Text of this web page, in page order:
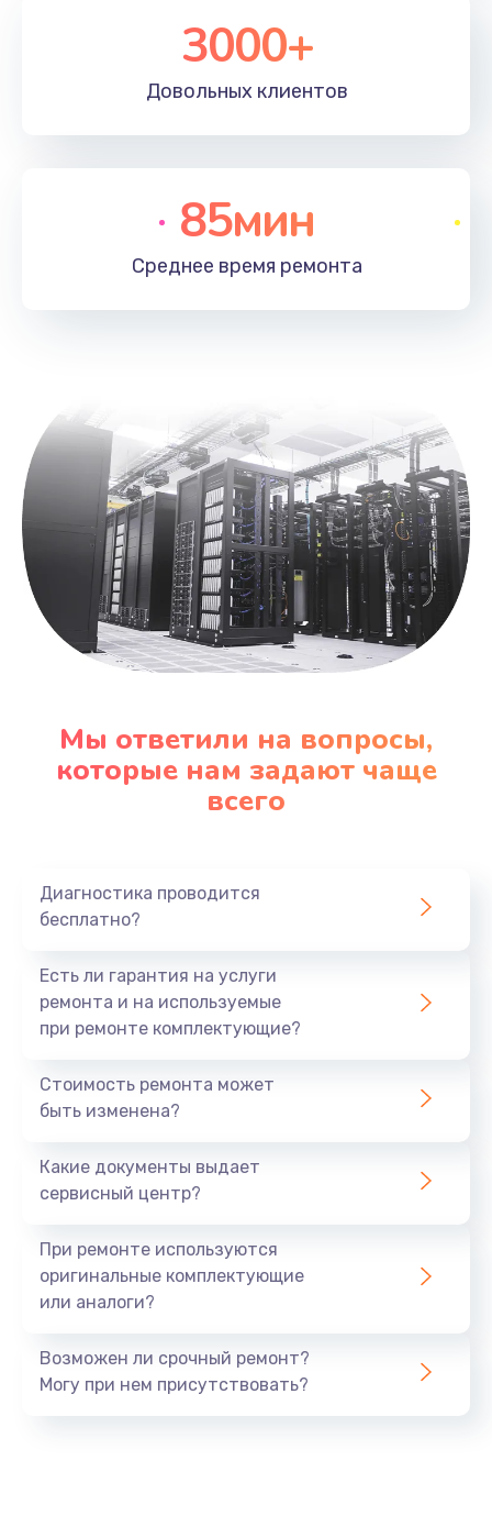
3000+
Довольных клиентов
85мин
Среднее время ремонта
Мы ответили на вопросы,
которые нам задают чаще
всего
Диагностика проводится
бесплатно?
Есть ли гарантия на услуги
ремонта и на используемые
при ремонте комплектующие?
Стоимость ремонта может
быть изменена?
Какие документы выдает
сервисный центр?
При ремонте используются
оригинальные комплектующие
или аналоги?
Возможен ли срочный ремонт?
Могу при нем присутствовать?